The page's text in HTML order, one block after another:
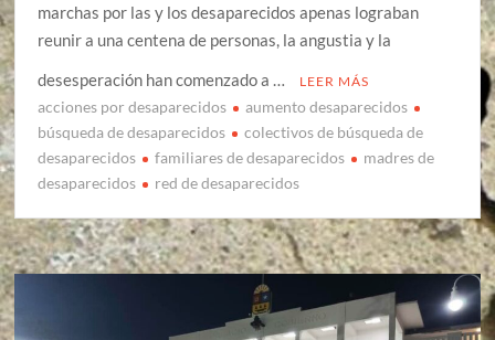
marchas por las y los desaparecidos apenas lograban
reunir a una centena de personas, la angustia y la
desesperación han comenzado a …
LEER MÁS
acciones por desaparecidos
aumento desaparecidos
búsqueda de desaparecidos
colectivos de búsqueda de
desaparecidos
familiares de desaparecidos
madres de
desaparecidos
red de desaparecidos